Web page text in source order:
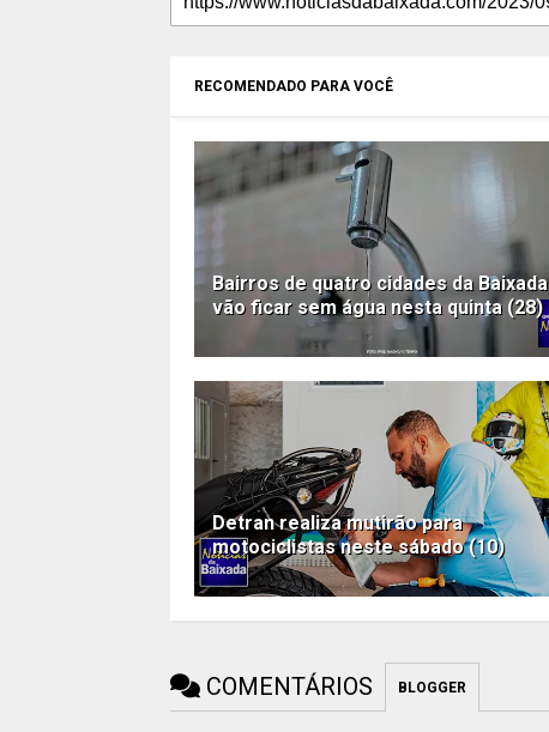
RECOMENDADO PARA VOCÊ
Bairros de quatro cidades da Baixada
vão ficar sem água nesta quinta (28)
Detran realiza mutirão para
motociclistas neste sábado (10)
COMENTÁRIOS BLOGGER